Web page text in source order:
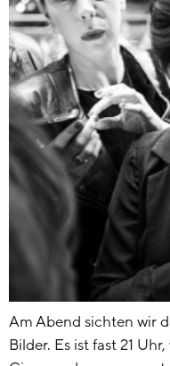
Am Abend sichten wir
Bilder. Es ist fast 21